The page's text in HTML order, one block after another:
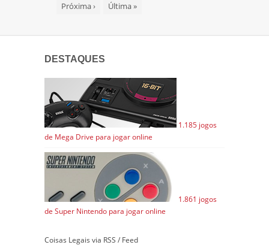
Próxima› Última»
DESTAQUES
1.185 jogos
de Mega Drive para jogar online
1.861 jogos
de Super Nintendo para jogar online
Coisas Legais via RSS / Feed